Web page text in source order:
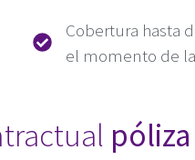
Cobertura hasta
el momento de